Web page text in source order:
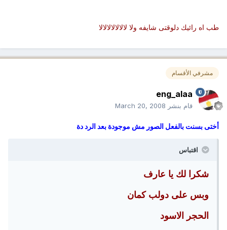
طب اه رائيك دلوقتى شايفه ولا لالالالالالالا
مشرفي الأقسام
eng_alaa
قام بنشر March 20, 2008
أختى بسنت بالفعل الصور مش موجودة بعد الرد دة
اقتباس
شكرا لك يا عارف
وبس على دولب كمان
الحجر الاسود